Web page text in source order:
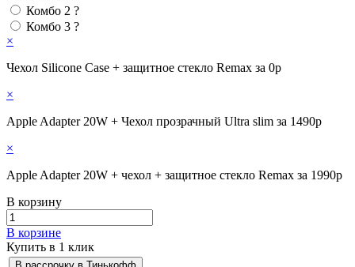
Комбо 2 ?
Комбо 3 ?
×
Чехол Silicone Case + защитное стекло Remax за 0р
×
Apple Adapter 20W + Чехол прозрачный Ultra slim за 1490р
×
Apple Adapter 20W + чехол + защитное стекло Remax за 1990р
В корзину
В корзине
Купить в 1 клик